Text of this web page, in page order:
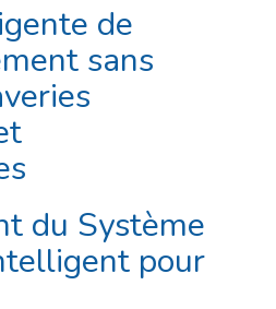
de
sans
du Système
pour